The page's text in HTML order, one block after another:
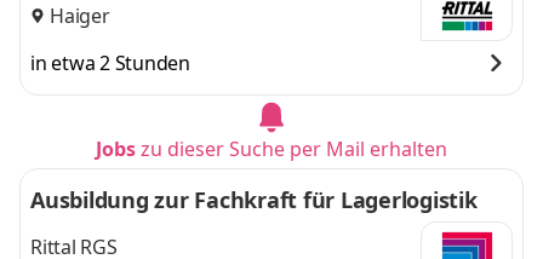
Haiger
in etwa 2 Stunden
Jobszu dieser Suche per Mail erhalten
Ausbildung zur Fachkraft für Lagerlogistik
Rittal RGS